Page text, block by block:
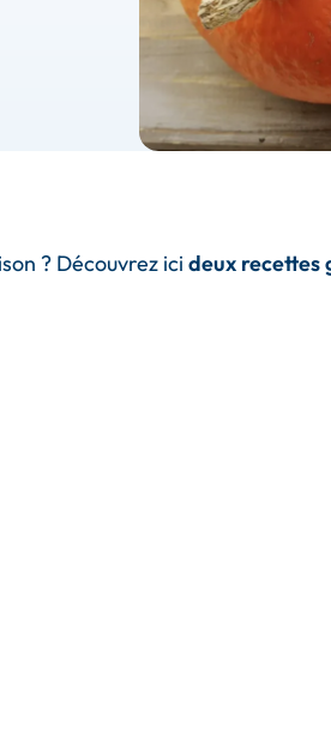
? Découvrez ici deux recettes